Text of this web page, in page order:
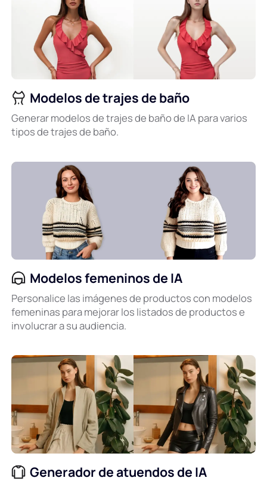
Modelos de trajes de baño
Generar modelos de trajes de baño de IA para varios
tipos de trajes de baño.
Modelos femeninos de IA
Personalice las imágenes de productos con modelos
femeninas para mejorar los listados de productos e
involucrar a su audiencia.
Generador de atuendos de IA